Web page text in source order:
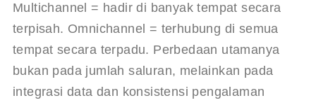
Multichannel = hadir di banyak tempat secara
terpisah. Omnichannel = terhubung di semua
tempat secara terpadu. Perbedaan utamanya
bukan pada jumlah saluran, melainkan pada
integrasi data dan konsistensi pengalaman